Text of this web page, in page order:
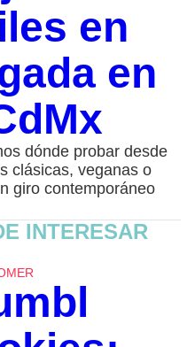
en
en
dónde probar desde
clásicas, veganas o
giro contemporáneo
INTERESAR